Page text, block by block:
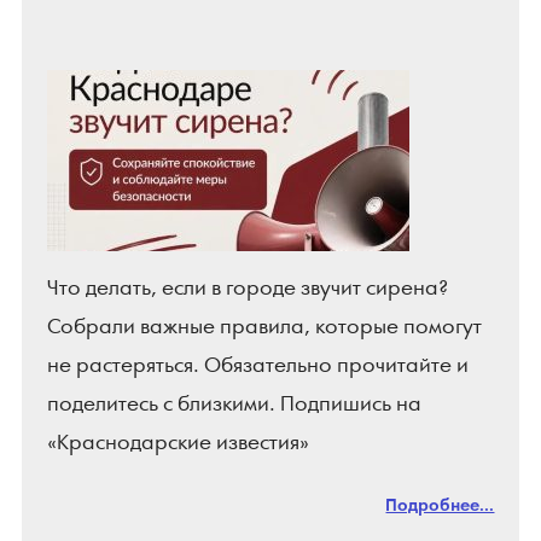
Что делать, если в городе звучит сирена?
Собрали важные правила, которые помогут
не растеряться. Обязательно прочитайте и
поделитесь с близкими. Подпишись на
«Краснодарские известия»
Подробнее...